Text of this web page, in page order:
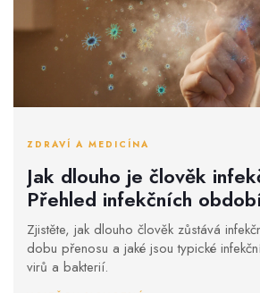
ZDRAVÍ A MEDICÍNA
Jak dlouho je člověk
Přehled infekčních
patogenů
Zjistěte, jak dlouho člověk zůstává
dobu přenosu a jaké jsou typické
virů a bakterií.